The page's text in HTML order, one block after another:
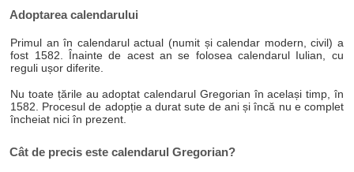
Adoptarea calendarului
Primul an în calendarul actual (numit și calendar modern, civil) a
fost 1582. Înainte de acest an se folosea calendarul Iulian, cu
reguli ușor diferite.
Nu toate țările au adoptat calendarul Gregorian în același timp, în
1582. Procesul de adopție a durat sute de ani și încă nu e complet
încheiat nici în prezent.
Cât de precis este calendarul Gregorian?